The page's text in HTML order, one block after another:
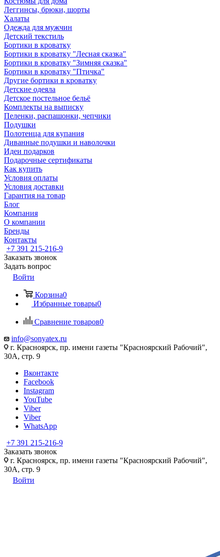
Леггинсы, брюки, шорты
Халаты
Одежда для мужчин
Детский текстиль
Бортики в кроватку
Бортики в кроватку "Лесная сказка"
Бортики в кроватку "Зимняя сказка"
Бортики в кроватку "Птичка"
Другие бортики в кроватку
Детские одеяла
Детское постельное бельё
Комплекты на выписку
Пеленки, распашонки, чепчики
Подушки
Полотенца для купания
Диванные подушки и наволочки
Идеи подарков
Подарочные сертификаты
Как купить
Условия оплаты
Условия доставки
Гарантия на товар
Блог
Компания
О компании
Бренды
Контакты
+7 391 215-216-9
Заказать звонок
Задать вопрос
Войти
Корзина0
Избранные товары0
Сравнение товаров0
info@sonyatex.ru
г. Красноярск, пр. имени газеты "Красноярский Рабочий",
30А, стр. 9
Вконтакте
Facebook
Instagram
YouTube
Viber
Viber
WhatsApp
+7 391 215-216-9
Заказать звонок
г. Красноярск, пр. имени газеты "Красноярский Рабочий",
30А, стр. 9
Войти